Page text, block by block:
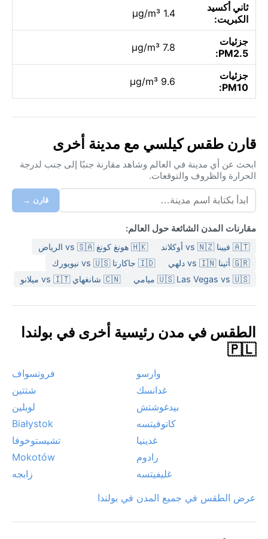
ثاني أكسيد
الكبريت:
1.4 µg/m³
جزئيات
PM2.5:
7.8 µg/m³
جزئيات
PM10:
9.6 µg/m³
قارن طقس كيلسي مع مدينة أخرى
ابحث عن أي مدينة في العالم وشاهد مقارنة جنبًا إلى جنب لدرجة
الحرارة والظروف والتوقعات.
قارن →
مقارنات المدن الشائعة حول العالم:
🇦🇹 فيينا vs 🇳🇿 أوكلاند
🇭🇰 هونغ كونغ vs 🇸🇦 الرياض
🇬🇷 أثينا vs 🇮🇳 دلهي
🇮🇩 جاكارتا vs 🇺🇸 نيويورك
🇺🇸 Las Vegas vs 🇺🇸 ميامي
🇨🇳 شانغهاي vs 🇮🇹 ميلانو
الطقس في مدن رئيسية أخرى في بولندا
🇵🇱
وارسو
فروتسواف
غدانسك
شتتين
بيدغوشتش
لوبلين
كاتوفيتسه
Białystok
غدينيا
تشيستوخوفا
رادوم
Mokotów
غليفيتسه
زابجه
عرض الطقس في جميع المدن في بولندا